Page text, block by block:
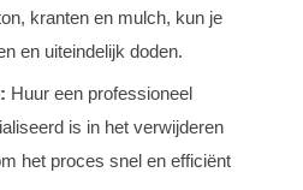
kranten en mulch, kun je
en uiteindelijk doden.
Huur een professioneel
is in het verwijderen
het proces snel en efficiënt